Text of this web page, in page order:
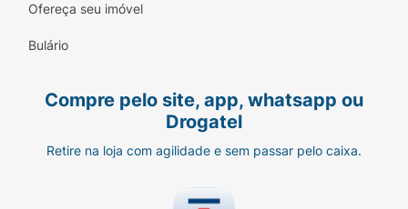
Ofereça seu imóvel
Bulário
Compre pelo site, app, whatsapp ou
Drogatel
Retire na loja com agilidade e sem passar pelo caixa.